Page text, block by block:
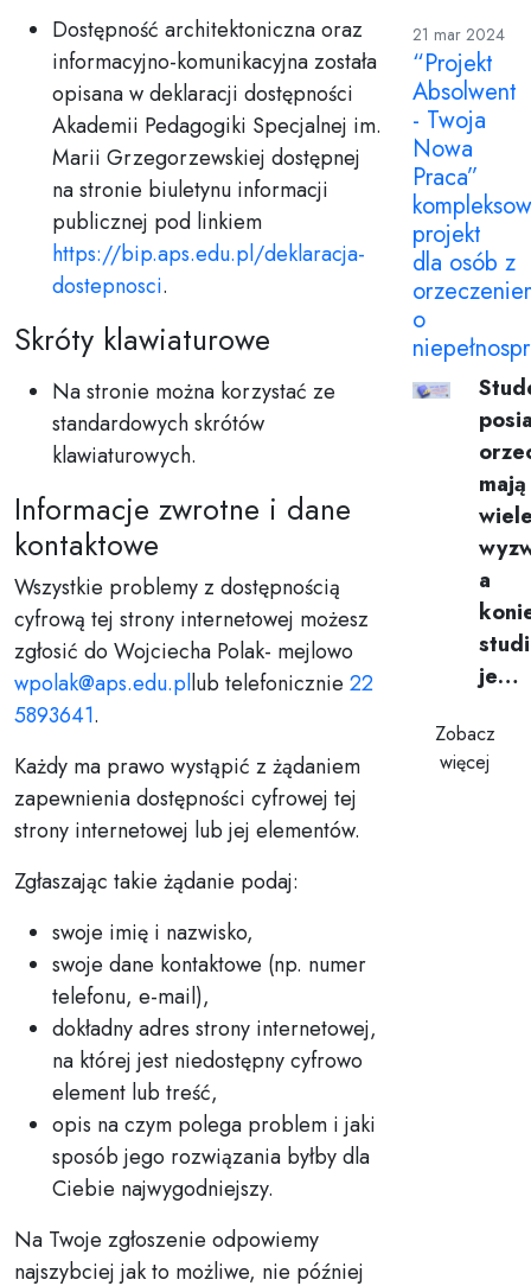
Dostępność architektoniczna oraz
informacyjno-komunikacyjna została
opisana w deklaracji dostępności
Akademii Pedagogiki Specjalnej im.
Marii Grzegorzewskiej dostępnej
na stronie biuletynu informacji
publicznej pod linkiem
https://bip.aps.edu.pl/deklaracja-
dostepnosci.
Skróty klawiaturowe
Na stronie można korzystać ze
standardowych skrótów
klawiaturowych.
Informacje zwrotne i dane
kontaktowe
Wszystkie problemy z dostępnością
cyfrową tej strony internetowej możesz
zgłosić do Wojciecha Polak- mejlowo
wpolak@aps.edu.pllub telefonicznie 22
5893641.
Każdy ma prawo wystąpić z żądaniem
zapewnienia dostępności cyfrowej tej
strony internetowej lub jej elementów.
Zgłaszając takie żądanie podaj:
swoje imię i nazwisko,
swoje dane kontaktowe (np. numer
telefonu, e-mail),
dokładny adres strony internetowej,
na której jest niedostępny cyfrowo
element lub treść,
opis na czym polega problem i jaki
sposób jego rozwiązania byłby dla
Ciebie najwygodniejszy.
Na Twoje zgłoszenie odpowiemy
najszybciej jak to możliwe, nie później
21 mar 2024
“Projekt
Absolwent
- Twoja
Nowa
Praca”
projekt
dla osób z
o
mają
a
je…
Zobacz
więcej